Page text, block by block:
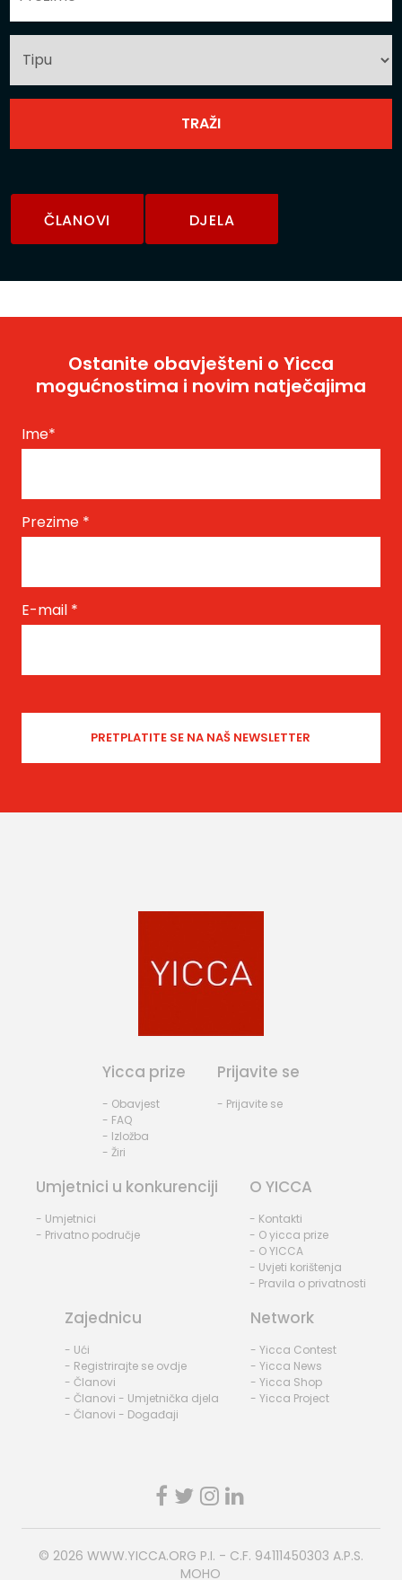
ČLANOVI DJELA
Ostanite obavješteni o Yicca
mogućnostima i novim natječajima
Ime*
Prezime *
E-mail *
Yicca prize
- Obavjest
- FAQ
- Izložba
- Žiri
Prijavite se
- Prijavite se
Umjetnici u konkurenciji
- Umjetnici
- Privatno područje
O YICCA
- Kontakti
- O yicca prize
- O YICCA
- Uvjeti korištenja
- Pravila o privatnosti
Zajednicu
- Ući
- Registrirajte se ovdje
- Članovi
- Članovi - Umjetnička djela
- Članovi - Događaji
Network
- Yicca Contest
- Yicca News
- Yicca Shop
- Yicca Project
© 2026 WWW.YICCA.ORG P.I. - C.F. 94111450303 A.P.S.
MOHO